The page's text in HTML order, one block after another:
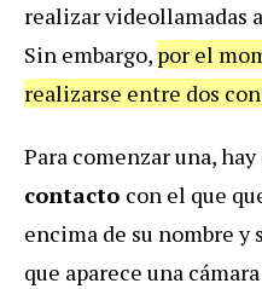
realizar videollamadas
Sin embargo, por el
realizarse entre dos
Para comenzar una, hay
contacto con el que
encima de su nombre
que aparece una